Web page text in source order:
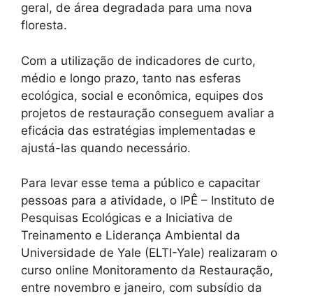
geral, de área degradada para uma nova
floresta.
Com a utilização de indicadores de curto,
médio e longo prazo, tanto nas esferas
ecológica, social e econômica, equipes dos
projetos de restauração conseguem avaliar a
eficácia das estratégias implementadas e
ajustá-las quando necessário.
Para levar esse tema a público e capacitar
pessoas para a atividade, o IPÊ – Instituto de
Pesquisas Ecológicas e a Iniciativa de
Treinamento e Liderança Ambiental da
Universidade de Yale (ELTI-Yale) realizaram o
curso online Monitoramento da Restauração,
entre novembro e janeiro, com subsídio da